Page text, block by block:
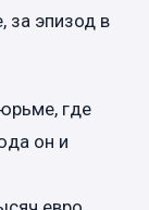
за эпизод в
где
он и